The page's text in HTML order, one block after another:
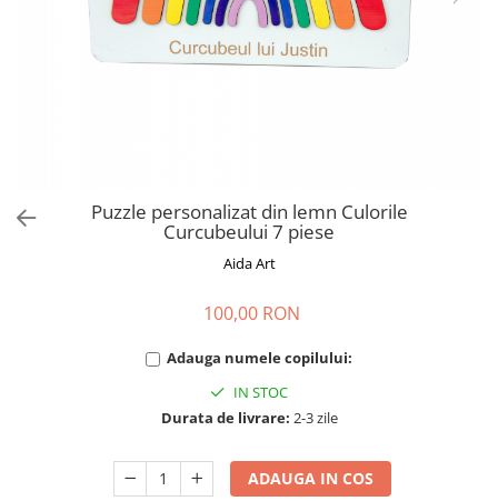
Decoratiuni Paste
Print personalizat
Felicitari personalizate
Cadouri absolvire
Puzzle personalizat din lemn Culorile
Curcubeului 7 piese
Aida Art
100,00 RON
Adauga numele copilului:
IN STOC
Durata de livrare: 2-3 zile
ADAUGA IN COS